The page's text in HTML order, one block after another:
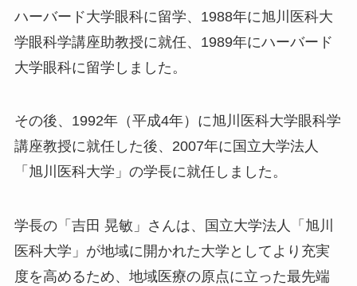
ハーバード大学眼科に留学、1988年に旭川医科大
学眼科学講座助教授に就任、1989年にハーバード
大学眼科に留学しました。
その後、1992年（平成4年）に旭川医科大学眼科学
講座教授に就任した後、2007年に国立大学法人
「旭川医科大学」の学長に就任しました。
学長の「吉田 晃敏」さんは、国立大学法人「旭川
医科大学」が地域に開かれた大学としてより充実
度を高めるため、地域医療の原点に立った最先端